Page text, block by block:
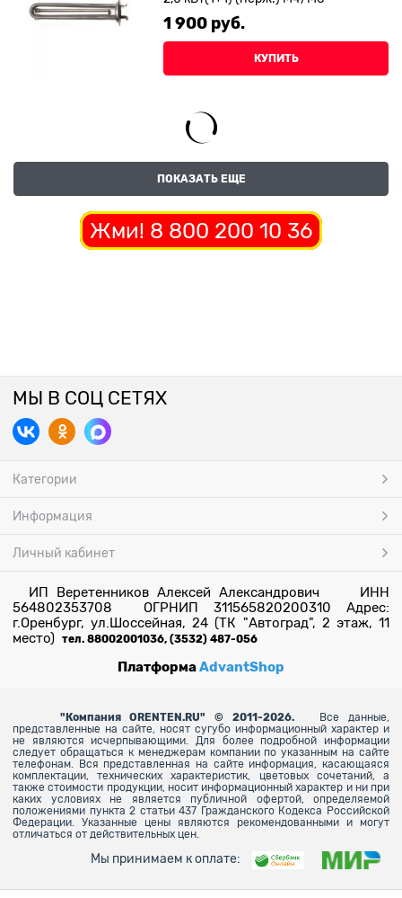
1 900 руб.
КУПИТЬ
ПОКАЗАТЬ ЕЩЕ
Жми! 8 800 200 10 36
МЫ В СОЦ СЕТЯХ
Категории
Информация
Личный кабинет
ИП Веретенников Алексей Александрович ИНН
564802353708 ОГРНИП 311565820200310 Адрес:
г.Оренбург, ул.Шоссейная, 24 (ТК "Автоград", 2 этаж, 11
место) тел. 88002001036, (3532) 487-056
ПлатформаAdvantShop
" Компания ORENTEN.RU" © 2011-2026.
Все данные,
представленные на сайте, носят сугубо информационный характер и
не являются исчерпывающими. Для более подробной информации
следует обращаться к менеджерам компании по указанным на сайте
телефонам. Вся представленная на сайте информация, касающаяся
комплектации, технических характеристик, цветовых сочетаний, а
также стоимости продукции, носит информационный характер и ни при
каких условиях не является публичной офертой, определяемой
положениями пункта 2 статьи 437 Гражданского Кодекса Российской
Федерации. Указанные цены являются рекомендованными и могут
отличаться от действительных цен.
Мы принимаем к оплате: